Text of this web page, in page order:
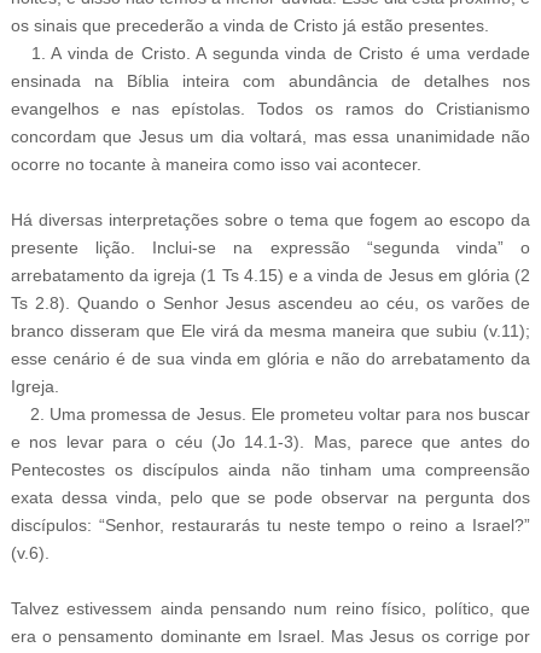
os sinais que precederão a vinda de Cristo já estão presentes.
1. A vinda de Cristo. A segunda vinda de Cristo é uma verdade
ensinada na Bíblia inteira com abundância de detalhes nos
evangelhos e nas epístolas. Todos os ramos do Cristianismo
concordam que Jesus um dia voltará, mas essa unanimidade não
ocorre no tocante à maneira como isso vai acontecer.
Há diversas interpretações sobre o tema que fogem ao escopo da
presente lição. Inclui-se na expressão “segunda vinda” o
arrebatamento da igreja (1 Ts 4.15) e a vinda de Jesus em glória (2
Ts 2.8). Quando o Senhor Jesus ascendeu ao céu, os varões de
branco disseram que Ele virá da mesma maneira que subiu (v.11);
esse cenário é de sua vinda em glória e não do arrebatamento da
Igreja.
2. Uma promessa de Jesus. Ele prometeu voltar para nos buscar
e nos levar para o céu (Jo 14.1-3). Mas, parece que antes do
Pentecostes os discípulos ainda não tinham uma compreensão
exata dessa vinda, pelo que se pode observar na pergunta dos
discípulos: “Senhor, restaurarás tu neste tempo o reino a Israel?”
(v.6).
Talvez estivessem ainda pensando num reino físico, político, que
era o pensamento dominante em Israel. Mas Jesus os corrige por